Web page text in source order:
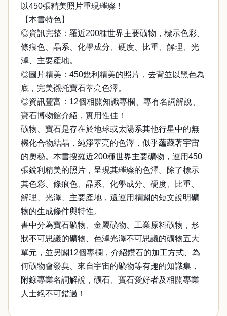
以450張精美照片重現璀璨！
【本書特色】
◎資訊完整：羅近200種世界主要礦物，標示色彩、
條痕色、晶系、化學成分、硬度、比重、解理、光
澤、主要產地。
◎圖片精美：450銳利精美的照片，去背並以黑色為
底，完美襯托寶石萃亮色澤。
◎資訊豐富：12個相關知識專欄、專有名詞解說、
寶石博物館介紹，實用性佳！
礦物、寶石是存在於地球或太陽系其他行星中的無
機化合物結晶，純淨萃亮的色澤，似乎蘊藏著宇宙
的奧秘。本書搜羅近200種世界主要礦物，運用450
張銳利精美的照片，呈現其璀璨的色澤。除了標示
其色彩、條痕色、晶系、化學成分、硬度、比重、
解理、光澤、主要產地，還運用精闢的短文說明礦
物的生成條件與特性。
書中分為寶石礦物、金屬礦物、工業原料礦物，形
狀不可思議的礦物、色澤光澤不可思議的礦物五大
單元，並另闢12個專欄，介紹鑽石的加工方式、為
何礦物會發臭、來自宇宙的礦物等有趣的知識集，
附錄專業名詞解說，礦石、寶石愛好者及相關專業
人士絕不可錯過！